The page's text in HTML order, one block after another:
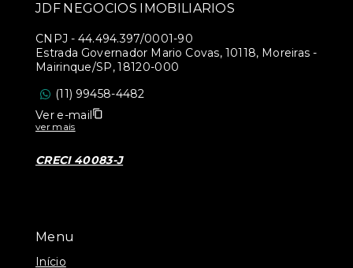
Menu
Início
JDF NEGOCIOS IMOBILIARIOS
CNPJ - 44.494.397/0001-90
Estrada Governador Mario Covas, 10118, Moreiras -
Mairinque/SP, 18120-000
(11) 99458-4482
Ver e-mail
ver mais
CRECI 40083-J